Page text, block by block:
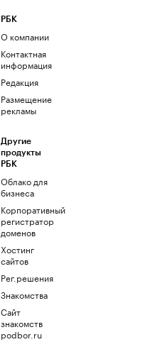
РБК
О компании
Контактная
информация
Редакция
Размещение
рекламы
Другие
продукты
РБК
Облако для
бизнеса
Корпоративный
регистратор
доменов
Хостинг
сайтов
Рег.решения
Знакомства
Сайт
знакомств
podbor.ru